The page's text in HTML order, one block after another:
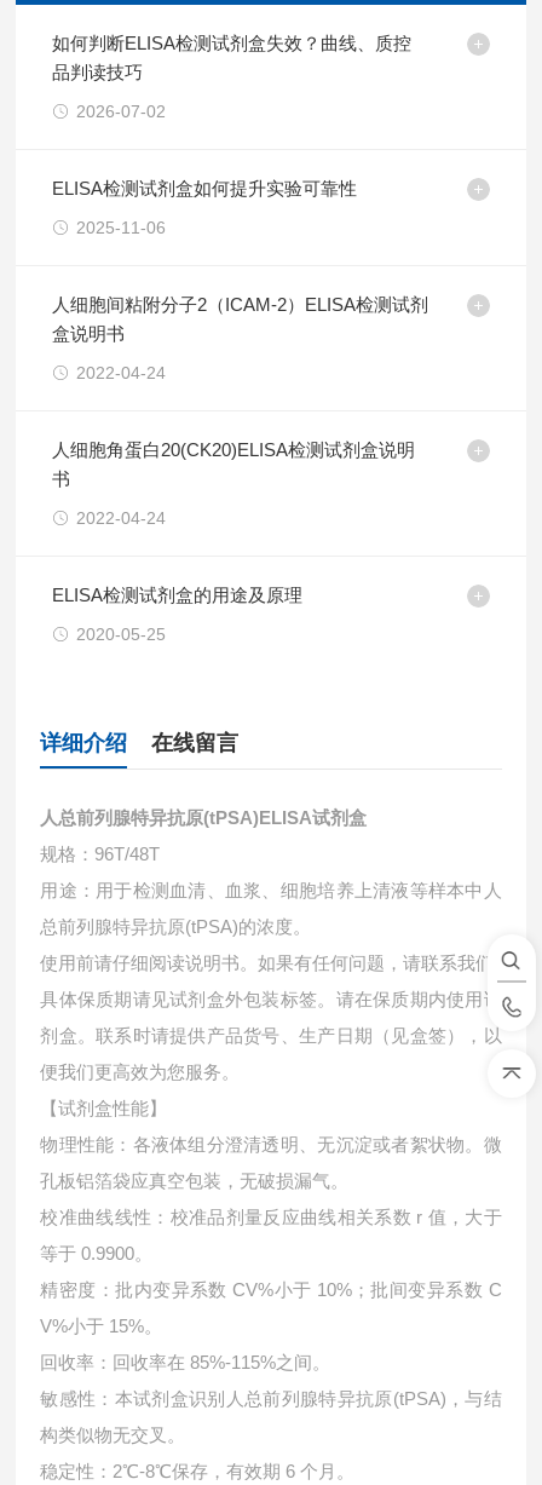
如何判断ELISA检测试剂盒失效？曲线、质控
品判读技巧
2026-07-02
ELISA检测试剂盒如何提升实验可靠性
2025-11-06
人细胞间粘附分子2（ICAM-2）ELISA检测试剂
盒说明书
2022-04-24
人细胞角蛋白20(CK20)ELISA检测试剂盒说明
书
2022-04-24
ELISA检测试剂盒的用途及原理
2020-05-25
详细介绍 在线留言
人总前列腺特异抗原(tPSA)ELISA试剂盒
规格：96T/48T
用途：用于检测血清、血浆、细胞培养上清液等样本中 人
总前列腺特异抗原(tPSA)的浓度。
使用前请仔细阅读说明书。如果有任何问题，请联系我们
具体保质期请见试剂盒外包装标签。请在保质期内使用试
剂盒。联系时请提供产品货号、生产日期（见盒签），以
便我们更高效为您服务。
【试剂盒性能】
物理性能：各液体组分澄清透明、无沉淀或者絮状物。微
孔板铝箔袋应真空包装，无破损漏气。
校准曲线线性：校准品剂量反应曲线相关系数 r 值，大于
等于 0.9900。
精密度：批内变异系数 CV%小于 10%；批间变异系数 C
V%小于 15%。
回收率：回收率在 85%-115%之间。
敏感性：本试剂盒识别人总前列腺特异抗原(tPSA)，与结
构类似物无交叉。
稳定性：2℃-8℃保存，有效期 6 个月。